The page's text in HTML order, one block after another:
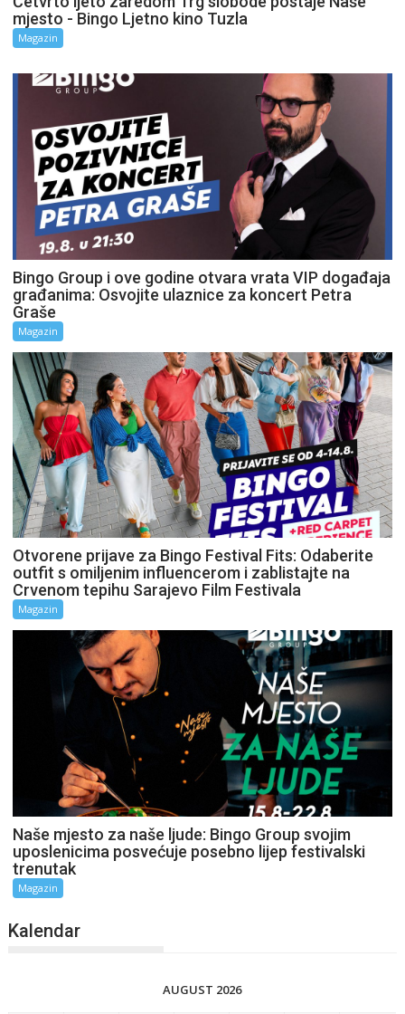
mjesto - Bingo Ljetno kino Tuzla
Magazin
Bingo Group i ove godine otvara vrata VIP događaja
građanima: Osvojite ulaznice za koncert Petra
Graše
Magazin
Otvorene prijave za Bingo Festival Fits: Odaberite
outfit s omiljenim influencerom i zablistajte na
Crvenom tepihu Sarajevo Film Festivala
Magazin
Naše mjesto za naše ljude: Bingo Group svojim
uposlenicima posvećuje posebno lijep festivalski
trenutak
Magazin
Kalendar
AUGUST 2026